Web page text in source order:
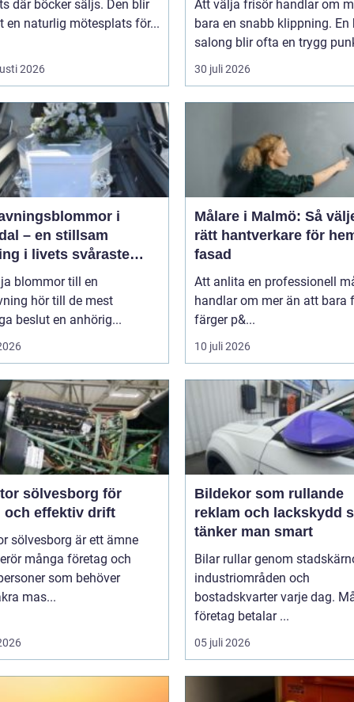
där böcker säljs. Den blir
en naturlig mötesplats för...
2026
Att välja frisör handlar om
bara en snabb klippning. En
salong blir ofta en trygg
30 juli 2026
i
– en stillsam
i livets svåraste
blommor till en
hör till de mest
beslut en anhörig...
Målare i Malmö: Så
rätt hantverkare för
fasad
Att anlita en professionell
handlar om mer än att bara
färger p&...
10 juli 2026
sölvesborg för
och effektiv drift
sölvesborg är ett ämne
många företag och
som behöver
mas...
Bildekor som rullande
reklam och lackskydd så
tänker man smart
Bilar rullar genom
industriområden och
bostadskvarter varje dag.
företag betalar ...
05 juli 2026